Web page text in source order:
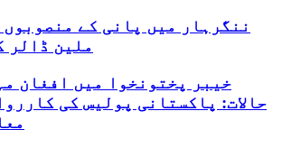
ننگرہار میں پانی کے منصوبوں
ملین ڈالر
خیبر پختونخوا میں افغان
حالات: پاکستانی پولیس کی